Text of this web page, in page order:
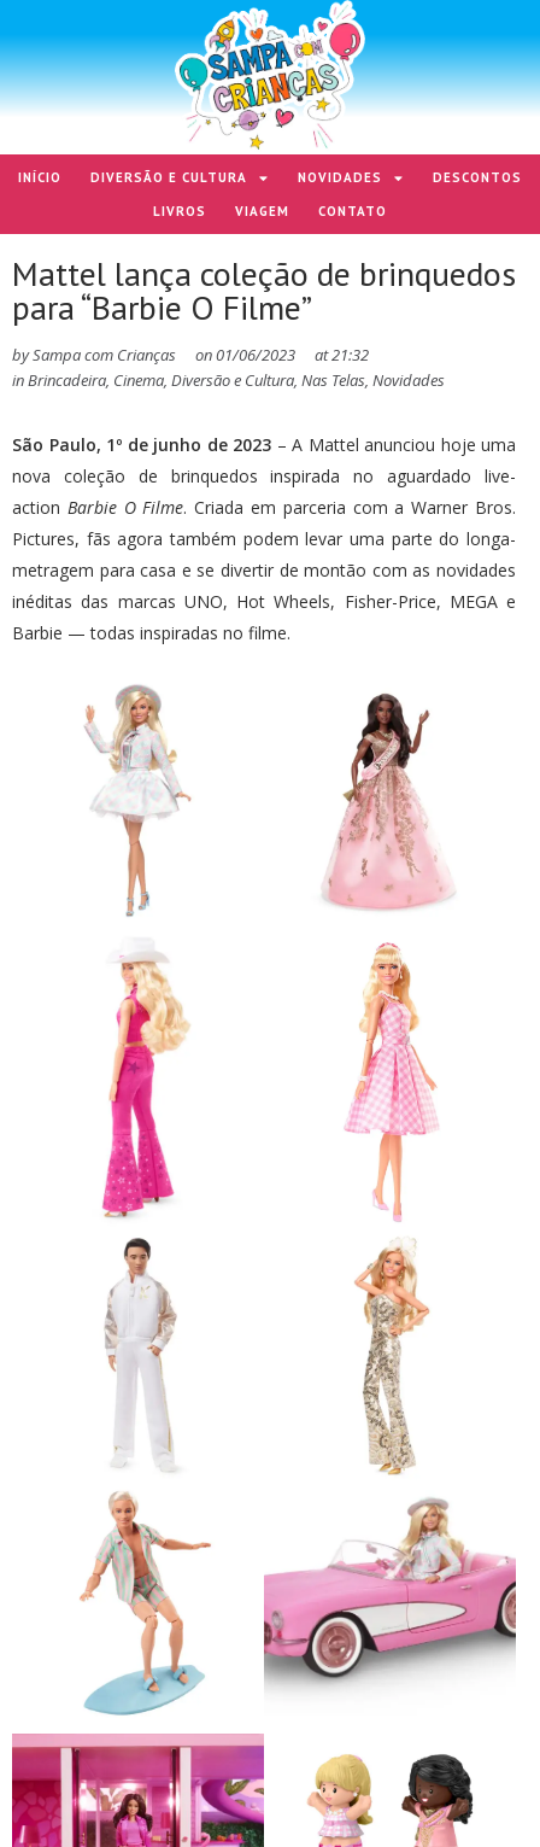
INÍCIO DIVERSÃO E CULTURA NOVIDADES
DESCONTOS
LIVROS
VIAGEM CONTATO
Mattel lança coleção de brinquedos
para “Barbie O Filme”
bySampa com Crianças on01/06/2023 at21:32
inBrincadeira, Cinema, Diversão e Cultura, Nas Telas, Novidades
São Paulo, 1º de junho de 2023 – A Mattel anunciou hoje uma
nova coleção de brinquedos inspirada no aguardado live-
action Barbie O Filme. Criada em parceria com a Warner Bros.
Pictures, fãs agora também podem levar uma parte do longa-
metragem para casa e se divertir de montão com as novidades
inéditas das marcas UNO, Hot Wheels, Fisher-Price, MEGA e
Barbie — todas inspiradas no filme.